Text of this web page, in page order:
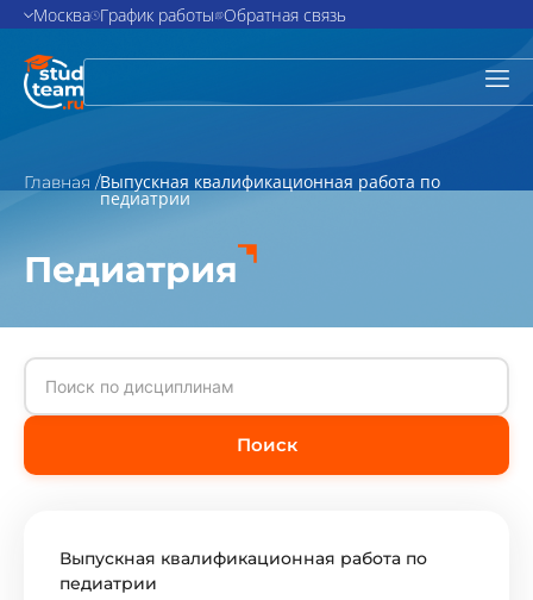
Москва График работы Обратная связь
Главная /Выпускная квалификационная работа по
педиатрии
Педиатрия
Поиск
Выпускная квалификационная работа по
педиатрии